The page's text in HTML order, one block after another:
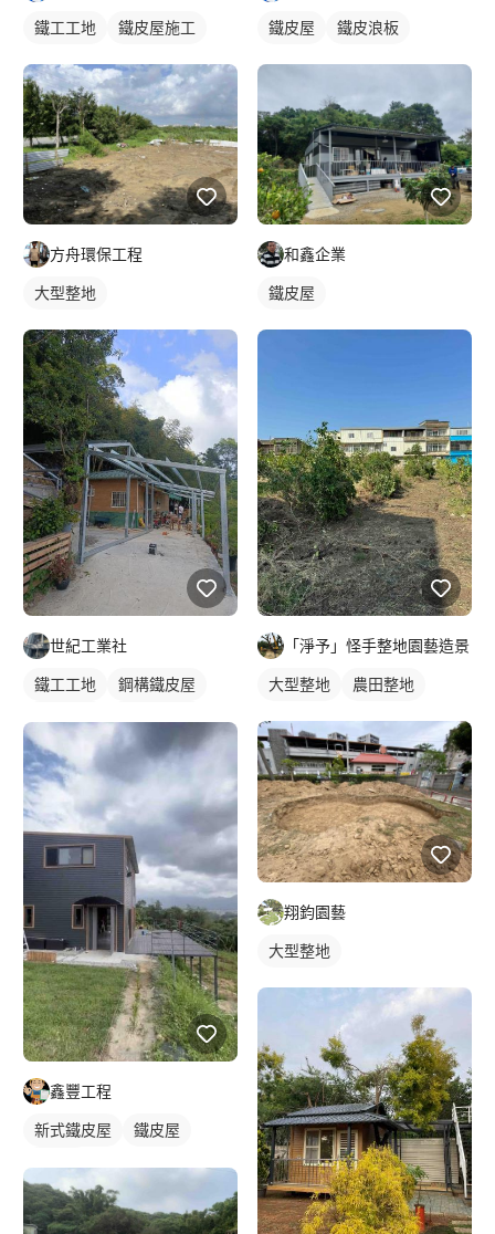
鐵工工地 鐵皮屋施工
方舟環保工程
大型整地
世紀工業社
鐵工工地
鋼構鐵皮屋
鑫豐工程
新式鐵皮屋
鐵皮屋
麒麟板
鐵皮屋 鐵皮浪板
和鑫企業
鐵皮屋
「淨予」怪手整地園藝造景
大型整地 農田整地
翔鈞園藝
大型整地